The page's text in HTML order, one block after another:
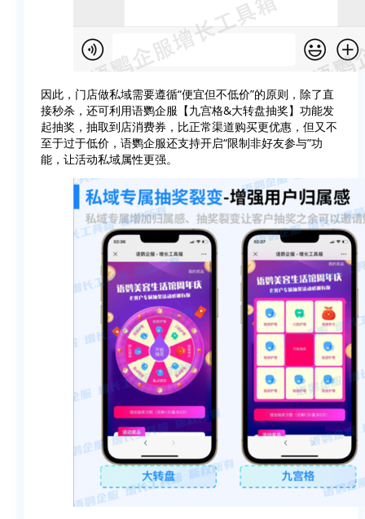
因此，门店做私域需要遵循“便宜但不低价”的原则，除了直
接秒杀，还可利用语鹦企服【九宫格&大转盘抽奖】功能发
起抽奖，抽取到店消费券，比正常渠道购买更优惠，但又不
至于过于低价，语鹦企服还支持开启“限制非好友参与”功
能，让活动私域属性更强。